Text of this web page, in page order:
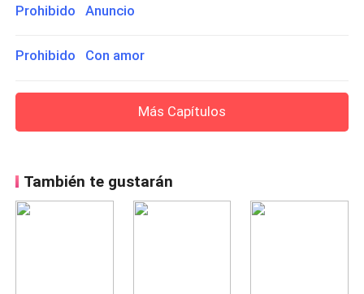
Prohibido Anuncio
Prohibido Con amor
Más Capítulos
También te gustarán